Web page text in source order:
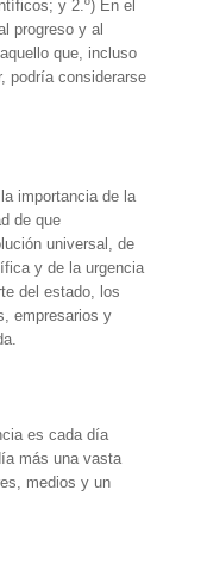
y 2.º) En el
progreso y al
que, incluso
podría considerarse
importancia de la
de que
universal, de
y de la urgencia
del estado, los
empresarios y
es cada día
más una vasta
medios y un